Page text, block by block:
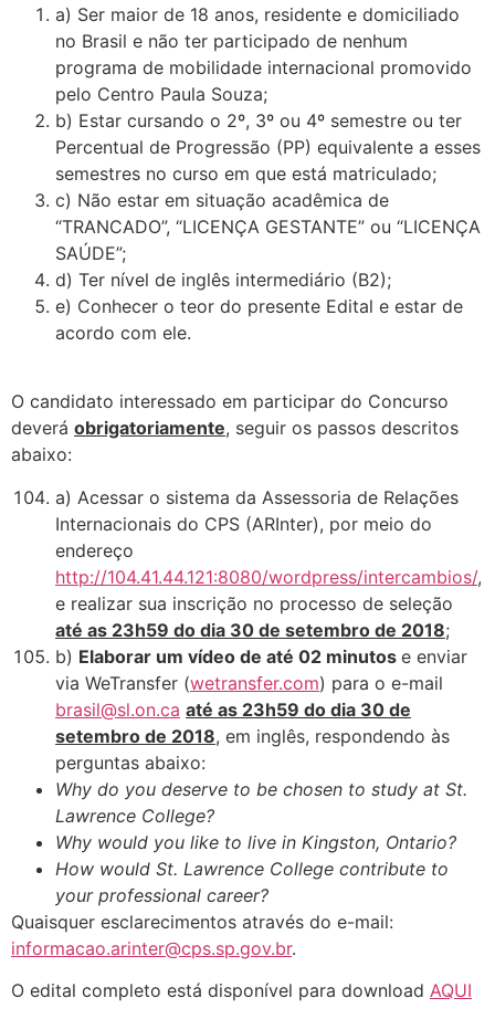
a) Ser maior de 18 anos, residente e domiciliado
no Brasil e não ter participado de nenhum
programa de mobilidade internacional promovido
pelo Centro Paula Souza;
b) Estar cursando o 2º, 3º ou 4º semestre ou ter
Percentual de Progressão (PP) equivalente a esses
semestres no curso em que está matriculado;
c) Não estar em situação acadêmica de
“TRANCADO”, “LICENÇA GESTANTE” ou “LICENÇA
SAÚDE”;
d) Ter nível de inglês intermediário (B2);
e) Conhecer o teor do presente Edital e estar de
acordo com ele.
O candidato interessado em participar do Concurso
deverá obrigatoriamente, seguir os passos descritos
abaixo:
a) Acessar o sistema da Assessoria de Relações
Internacionais do CPS (ARInter), por meio do
endereço
http://104.41.44.121:8080/wordpress/intercambios/,
e realizar sua inscrição no processo de seleção
até as 23h59 do dia 30 de setembro de 2018;
b) Elaborar um vídeo de até 02 minutos e enviar
via WeTransfer (wetransfer.com) para o e-mail
brasil@sl.on.ca até as 23h59 do dia 30 de
setembro de 2018, em inglês, respondendo às
perguntas abaixo:
Why do you deserve to be chosen to study at St.
Lawrence College?
Why would you like to live in Kingston, Ontario?
How would St. Lawrence College contribute to
your professional career?
Quaisquer esclarecimentos através do e-mail:
informacao.arinter@cps.sp.gov.br.
O edital completo está disponível para download AQUI